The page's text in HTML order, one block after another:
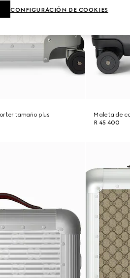
tamaño plus
Maleta de
R 45 400
CONFIGURACIÓN DE COOKIES